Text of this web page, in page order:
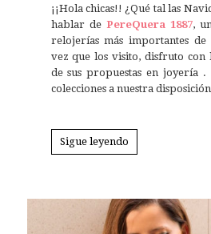
¡¡Hola chicas!! ¿Qué tal las
hablar de PereQuera 1887,
relojerías más importantes de
vez que los visito, disfruto con
de sus propuestas en joyería .
colecciones a nuestra
Sigue leyendo